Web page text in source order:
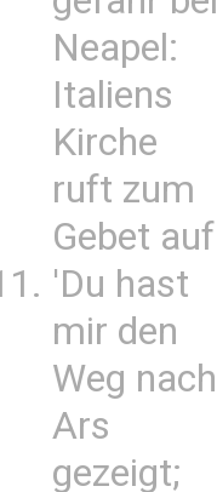
Neapel:
Italiens
Kirche
ruft zum
Gebet auf
'Du hast
mir den
Weg nach
Ars
gezeigt;